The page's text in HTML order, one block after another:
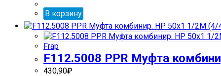
В корзину
Frap
F112.5008 PPR Муфта
430,90₽